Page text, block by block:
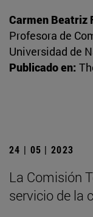
Carmen Beatriz
Profesora de
Universidad de
Publicado en:
24 | 05 | 2023
La Comisión
servicio de la